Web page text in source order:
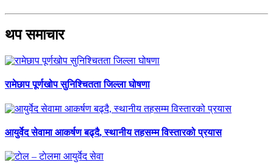
थप समाचार
रामेछाप पूर्णखोप सुनिश्चितता जिल्ला घोषणा
आयुर्वेद सेवामा आकर्षण बढ्दै, स्थानीय तहसम्म विस्तारको प्रयास